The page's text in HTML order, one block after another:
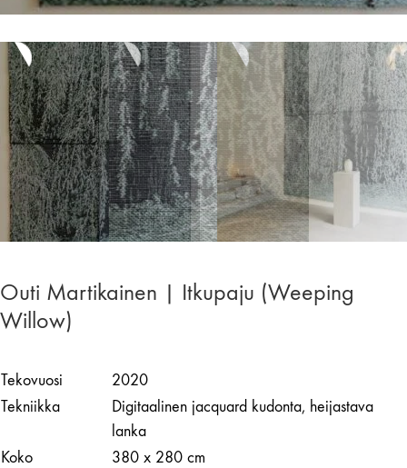
Outi Martikainen | Itkupaju (Weeping
Willow)
Tekovuosi
2020
Tekniikka
Digitaalinen jacquard kudonta, heijastava
lanka
Koko
380 x 280 cm